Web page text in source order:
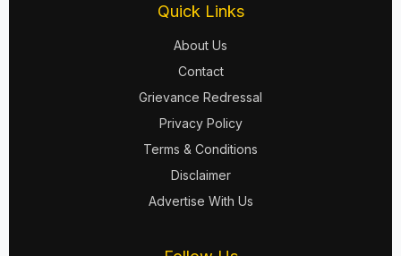
Quick Links
About Us
Contact
Grievance Redressal
Privacy Policy
Terms & Conditions
Disclaimer
Advertise With Us